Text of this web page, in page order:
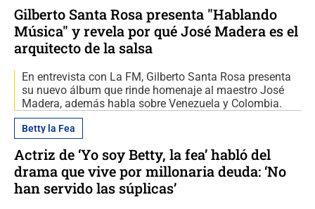
Gilberto Santa Rosa presenta "Hablando
Música" y revela por qué José Madera es el
arquitecto de la salsa
En entrevista con La FM, Gilberto Santa Rosa presenta
su nuevo álbum que rinde homenaje al maestro José
Madera, además habla sobre Venezuela y Colombia.
Betty la Fea
Actriz de ‘Yo soy Betty, la fea’ habló del
drama que vive por millonaria deuda: ‘No
han servido las súplicas’